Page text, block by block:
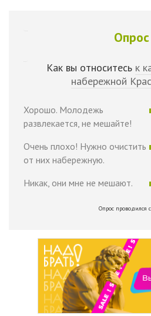
Опрос
Как вы относитесь к
набережной
Хорошо. Молодежь
развлекается, не мешайте!
Очень плохо! Нужно очистить
от них набережную.
Никак, они мне не мешают.
Опрос проводился